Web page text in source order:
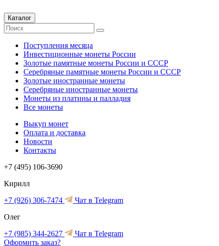
Каталог
Поступления месяца
Инвестиционные монеты России
Золотые памятные монеты России и СССР
Серебряные памятные монеты России и СССР
Золотые иностранные монеты
Серебряные иностранные монеты
Монеты из платины и палладия
Все монеты
Выкуп монет
Оплата и доставка
Новости
Контакты
+7 (495) 106-3690
Кирилл
+7 (926) 306-7474
Чат в Telegram
Олег
+7 (985) 344-2627
Чат в Telegram
Оформить заказ?